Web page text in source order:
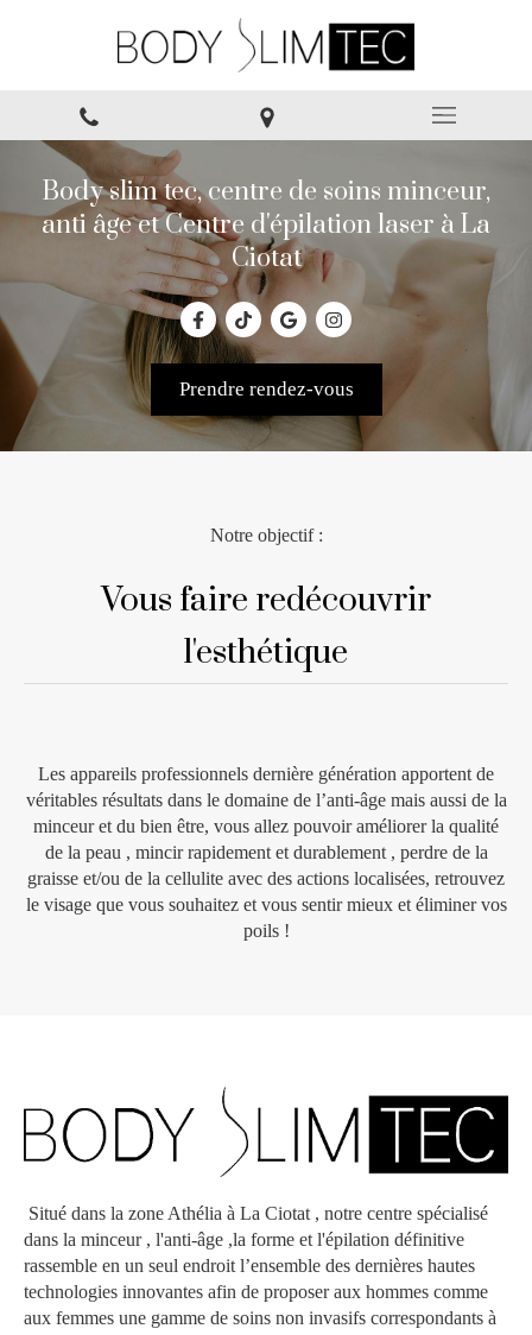
Body slim tec, centre de soins minceur,
anti âge et Centre d'épilation laser à La
Ciotat
Prendre rendez-vous
Notre objectif :
Vous faire redécouvrir
l'esthétique
Les appareils professionnels dernière génération apportent de
véritables résultats dans le domaine de l’anti-âge mais aussi de la
minceur et du bien être, vous allez pouvoir améliorer la qualité
de la peau , mincir rapidement et durablement , perdre de la
graisse et/ou de la cellulite avec des actions localisées, retrouvez
le visage que vous souhaitez et vous sentir mieux et éliminer vos
poils !
Situé dans la zone Athélia à La Ciotat , notre centre spécialisé
dans la minceur , l'anti-âge ,la forme et l'épilation définitive
rassemble en un seul endroit l’ensemble des dernières hautes
technologies innovantes afin de proposer aux hommes comme
aux femmes une gamme de soins non invasifs correspondants à